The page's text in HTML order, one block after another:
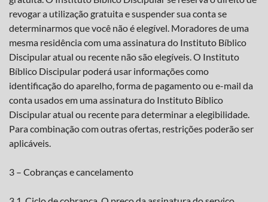
revogar a utilização gratuita e suspender sua conta se
determinarmos que você não é elegível. Moradores de uma
mesma residência com uma assinatura do Instituto Bíblico
Discipular atual ou recente não são elegíveis. O Instituto
Bíblico Discipular poderá usar informações como
identificação do aparelho, forma de pagamento ou e-mail da
conta usados em uma assinatura do Instituto Bíblico
Discipular atual ou recente para determinar a elegibilidade.
Para combinação com outras ofertas, restrições poderão ser
aplicáveis.
3 – Cobranças e cancelamento